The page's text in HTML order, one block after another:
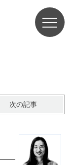
次の記事